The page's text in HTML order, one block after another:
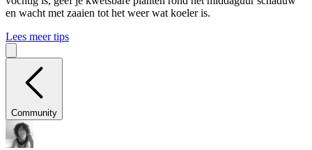
en wacht met zaaien tot het weer wat koeler is.
Lees meer tips
Community